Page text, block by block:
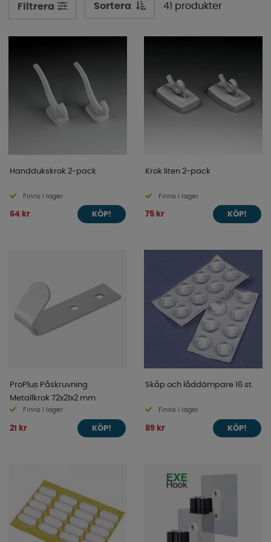
Filtrera Sortera 41 produkter
Handdukskrok 2-pack
Finns i lager
64 kr KÖP!
Krok liten 2-pack
Finns i lager
75 kr KÖP!
ProPlus Påskruvning
Metallkrok 72x21x2 mm
Finns i lager
21 kr KÖP!
Skåp och låddämpare 16 st.
Finns i lager
89 kr KÖP!